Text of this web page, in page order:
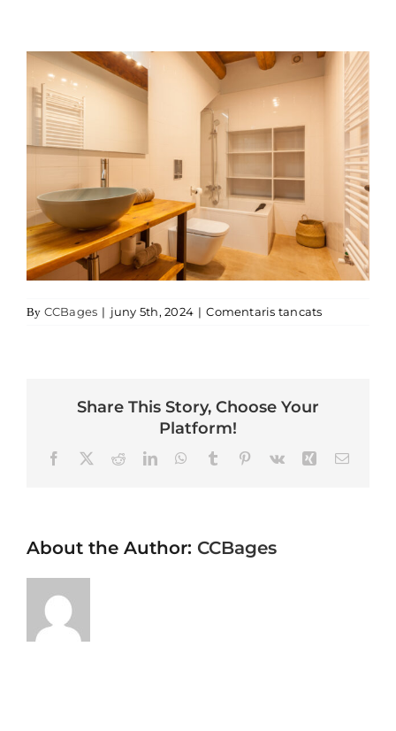
By CCBages | juny 5th, 2024 | Comentaris tancatsa Masia-de-
Share This Story, Choose Your
Platform!
FacebookRedditLinkedInWhatsApp
TumblrPinterest
Vk XingEmail
About the Author: CCBages